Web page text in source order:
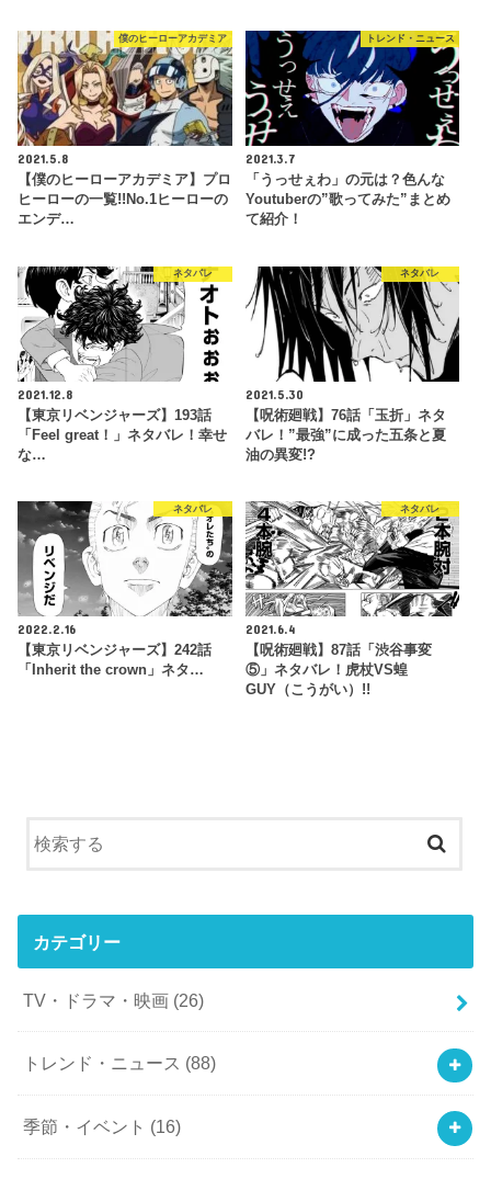
僕のヒーローアカデミア
2021.5.8
【僕のヒーローアカデミア】プロ
ヒーローの一覧!!No.1ヒーローの
エンデ…
トレンド・ニュース
2021.3.7
「うっせぇわ」の元は？色んな
Youtuberの”歌ってみた”まとめ
て紹介！
ネタバレ
2021.12.8
【東京リベンジャーズ】193話
「Feel great！」ネタバレ！幸せ
な…
ネタバレ
2021.5.30
【呪術廻戦】76話「玉折」ネタ
バレ！”最強”に成った五条と夏
油の異変!?
ネタバレ
2022.2.16
【東京リベンジャーズ】242話
「Inherit the crown」ネタ…
ネタバレ
2021.6.4
【呪術廻戦】87話「渋谷事変
⑤」ネタバレ！虎杖VS蝗
GUY（こうがい）!!
カテゴリー
TV・ドラマ・映画 (26)
トレンド・ニュース (88)
季節・イベント (16)